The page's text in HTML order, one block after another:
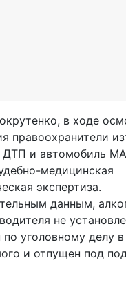
в ходе
правоохранители
ДТП и автомобиль
медицинская
экспертиза.
данным,
не
уголовному делу в
и отпущен под